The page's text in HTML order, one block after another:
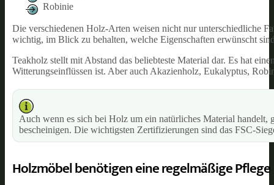
Robinie
Die verschiedenen Holz-Arten weisen nicht nur unterschiedliche
wichtig, im Blick zu behalten, welche Eigenschaften erwünscht
Teakholz stellt mit Abstand das beliebteste Material dar. Es hat
Witterungseinflüssen ist. Aber auch Akazienholz, Eukalyptus,
Auch wenn es sich bei Holz um ein natürliches Material
bescheinigen. Die wichtigsten Zertifizierungen sind das FSC-
Holzmöbel benötigen eine regelmäßige Pflege